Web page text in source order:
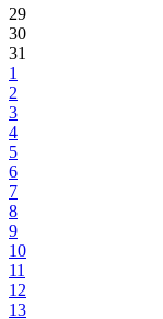
29
30
31
1
2
3
4
5
6
7
8
9
10
11
12
13